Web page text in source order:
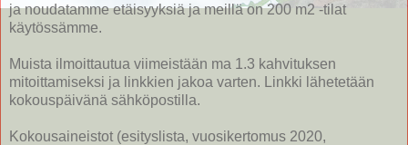
ja noudatamme etäisyyksiä ja meillä on 200 m2 -tilat
käytössämme.
Muista ilmoittautua viimeistään ma 1.3 kahvituksen
mitoittamiseksi ja linkkien jakoa varten. Linkki lähetetään
kokouspäivänä sähköpostilla.
Kokousaineistot (esityslista, vuosikertomus 2020,